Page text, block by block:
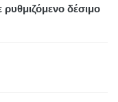
δέσιμο